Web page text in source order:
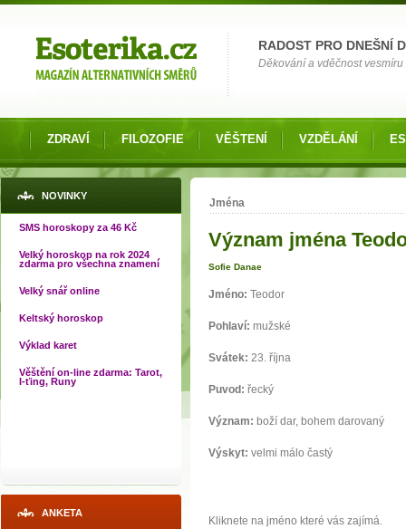
RADOST PRO DNEŠNÍ
Děkování a vděčnost
ZDRAVÍ FILOZOFIE VĚŠTENÍ VZDĚLÁNÍ
NOVINKY
SMS horoskopy za 46 Kč
Velký horoskop na rok 2024
zdarma pro všechna znamení
Velký snář online
Keltský horoskop
Výklad karet
Věštění on-line zdarma: Tarot,
I-ťing, Runy
ANKETA
Jste zde
Jména
Význam jména
Sofie Danae
Jméno: Teodor
Pohlaví: mužské
Svátek: 23. října
Puvod: řecký
Význam: boží dar, bohem darovaný
Výskyt: velmi málo častý
Kliknete na jméno které vás zajímá.